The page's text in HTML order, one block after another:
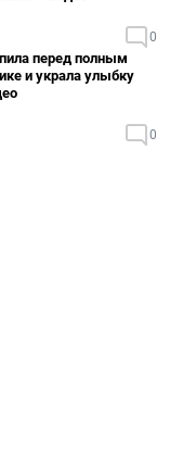
0
перед полным
и украла улыбку
0